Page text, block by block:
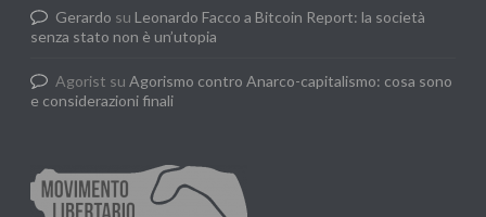
Gerardo su Leonardo Facco a Bitcoin Report: la società
senza stato non è un’utopia
Agorist suAgorismo contro Anarco-capitalismo: cosa sono
e considerazioni finali